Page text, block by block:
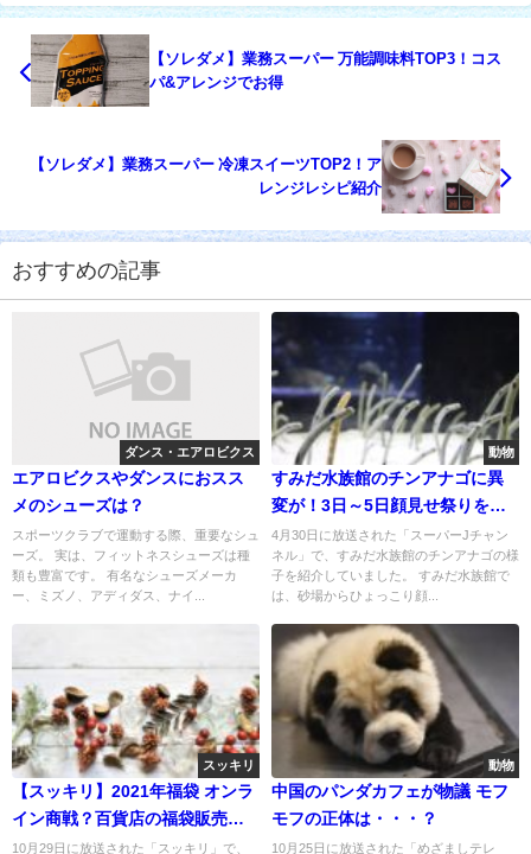
【ソレダメ】業務スーパー 万能調味料TOP3！コス
パ&アレンジでお得
【ソレダメ】業務スーパー 冷凍スイーツTOP2！ア
レンジレシピ紹介
おすすめの記事
ダンス・エアロビクス
エアロビクスやダンスにおスス
メのシューズは？
スポーツクラブで運動する際、重要なシュ
ーズ。 実は、フィットネスシューズは種
類も豊富です。 有名なシューズメーカ
ー、ミズノ、アディダス、ナイ...
動物
すみだ水族館のチンアナゴに異
変が！3日～5日顔見せ祭りを開
催
4月30日に放送された「スーパーJチャン
ネル」で、すみだ水族館のチンアナゴの様
子を紹介していました。 すみだ水族館で
は、砂場からひょっこり顔...
スッキリ
【スッキリ】2021年福袋 オンラ
イン商戦？百貨店の福袋販売方
法
10月29日に放送された「スッキリ」で、
動物
中国のパンダカフェが物議 モフ
モフの正体は・・・？
10月25日に放送された「めざましテレ